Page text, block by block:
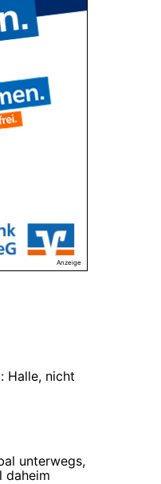
Anzeige
Halle, nicht
unterwegs,
daheim